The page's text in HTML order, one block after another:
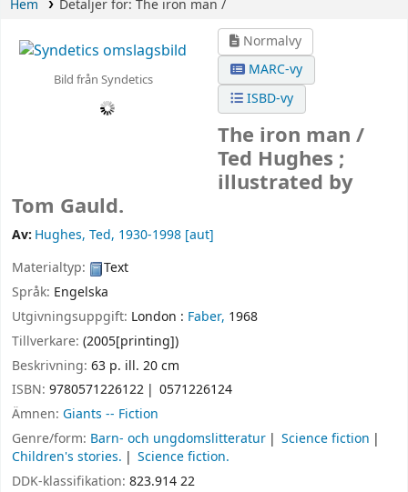
Hem Detaljer för: The iron man /
Bild från Syndetics
Normalvy
MARC-vy
ISBD-vy
The iron man /
Ted Hughes ;
illustrated by
Tom Gauld.
Av: Hughes, Ted, 1930-1998 [aut]
Materialtyp:
Text
Språk: Engelska
Utgivningsuppgift: London : Faber, 1968
Tillverkare: (2005[printing])
Beskrivning: 63 p. ill. 20 cm
ISBN: 9780571226122
0571226124
Ämnen: Giants -- Fiction
Genre/form: Barn- och ungdomslitteratur
Science fiction
Children's stories.
Science fiction.
DDK-klassifikation: 823.914 22